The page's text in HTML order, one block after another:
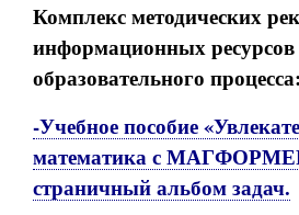
Комплекс методических
информационных
образовательного процесса:
-Учебное пособие
математика с
страничный альбом задач.